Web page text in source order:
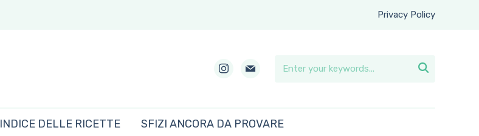
Privacy Policy
instagram
mail 
INDICE DELLE RICETTE SFIZI ANCORA DA PROVARE